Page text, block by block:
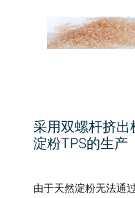
采用双螺杆挤出
淀粉TPS的生产
由于天然淀粉无法通